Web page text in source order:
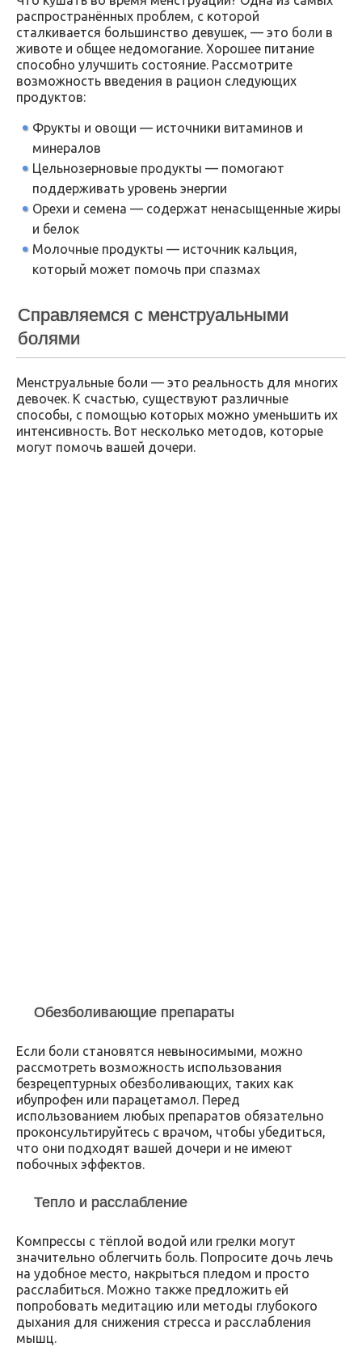
распространённых проблем, с которой
сталкивается большинство девушек, — это боли в
животе и общее недомогание. Хорошее питание
способно улучшить состояние. Рассмотрите
возможность введения в рацион следующих
продуктов:
Фрукты и овощи — источники витаминов и
минералов
Цельнозерновые продукты — помогают
поддерживать уровень энергии
Орехи и семена — содержат ненасыщенные жиры
и белок
Молочные продукты — источник кальция,
который может помочь при спазмах
Справляемся с менструальными
болями
Менструальные боли — это реальность для многих
девочек. К счастью, существуют различные
способы, с помощью которых можно уменьшить их
интенсивность. Вот несколько методов, которые
могут помочь вашей дочери.
Обезболивающие препараты
Если боли становятся невыносимыми, можно
рассмотреть возможность использования
безрецептурных обезболивающих, таких как
ибупрофен или парацетамол. Перед
использованием любых препаратов обязательно
проконсультируйтесь с врачом, чтобы убедиться,
что они подходят вашей дочери и не имеют
побочных эффектов.
Тепло и расслабление
Компрессы с тёплой водой или грелки могут
значительно облегчить боль. Попросите дочь лечь
на удобное место, накрыться пледом и просто
расслабиться. Можно также предложить ей
попробовать медитацию или методы глубокого
дыхания для снижения стресса и расслабления
мышц.